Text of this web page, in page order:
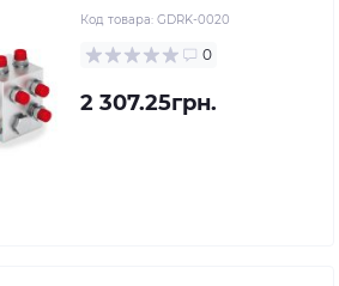
Код товара: GDRK-0020
0
2 307.25грн.